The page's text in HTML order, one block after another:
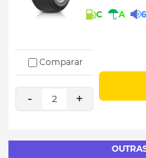
C A
Comparar
- 2 +